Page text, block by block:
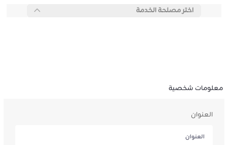
اختر مصلحة الخدمة
معلومات شخصية
العنوان